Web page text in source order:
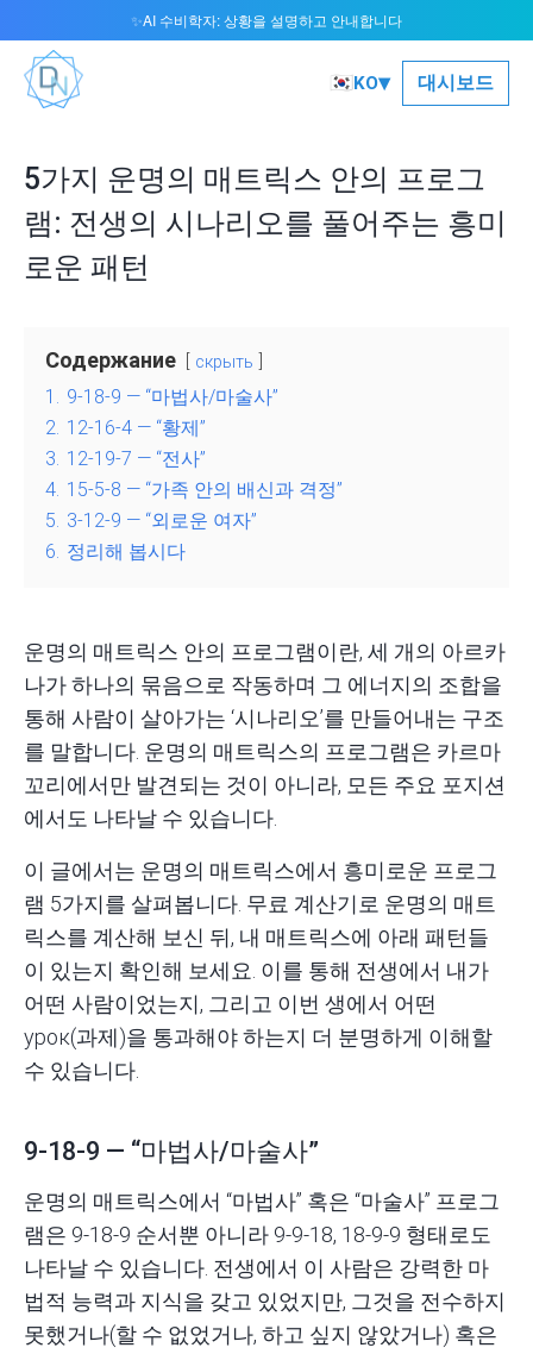
🇰🇷KO▾ 대시보드
5가지 운명의 매트릭스 안의 프로그
램: 전생의 시나리오를 풀어주는 흥미
로운 패턴
Содержание скрыть
1. 9-18-9 — “마법사/마술사”
2. 12-16-4 — “황제”
3. 12-19-7 — “전사”
4. 15-5-8 — “가족 안의 배신과 격정”
5. 3-12-9 — “외로운 여자”
6. 정리해 봅시다
운명의 매트릭스 안의 프로그램이란, 세 개의 아르카
나가 하나의 묶음으로 작동하며 그 에너지의 조합을
통해 사람이 살아가는 ‘시나리오’를 만들어내는 구조
를 말합니다. 운명의 매트릭스의 프로그램은 카르마
꼬리에서만 발견되는 것이 아니라, 모든 주요 포지션
에서도 나타날 수 있습니다.
이 글에서는 운명의 매트릭스에서 흥미로운 프로그
램 5가지를 살펴봅니다. 무료 계산기로 운명의 매트
릭스를 계산해 보신 뒤, 내 매트릭스에 아래 패턴들
이 있는지 확인해 보세요. 이를 통해 전생에서 내가
어떤 사람이었는지, 그리고 이번 생에서 어떤
урок(과제)을 통과해야 하는지 더 분명하게 이해할
수 있습니다.
9-18-9 — “마법사/마술사”
운명의 매트릭스에서 “마법사” 혹은 “마술사” 프로그
램은 9-18-9 순서뿐 아니라 9-9-18, 18-9-9 형태로도
나타날 수 있습니다. 전생에서 이 사람은 강력한 마
법적 능력과 지식을 갖고 있었지만, 그것을 전수하지
못했거나(할 수 없었거나, 하고 싶지 않았거나) 혹은
✨AI 수비학자: 상황을 설명하고 안내합니다